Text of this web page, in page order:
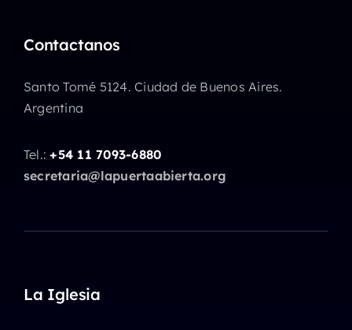
Contactanos
Santo Tomé 5124. Ciudad de Buenos Aires.
Argentina
Tel.:+54 11 7093-6880
secretaria@lapuertaabierta.org
La Iglesia